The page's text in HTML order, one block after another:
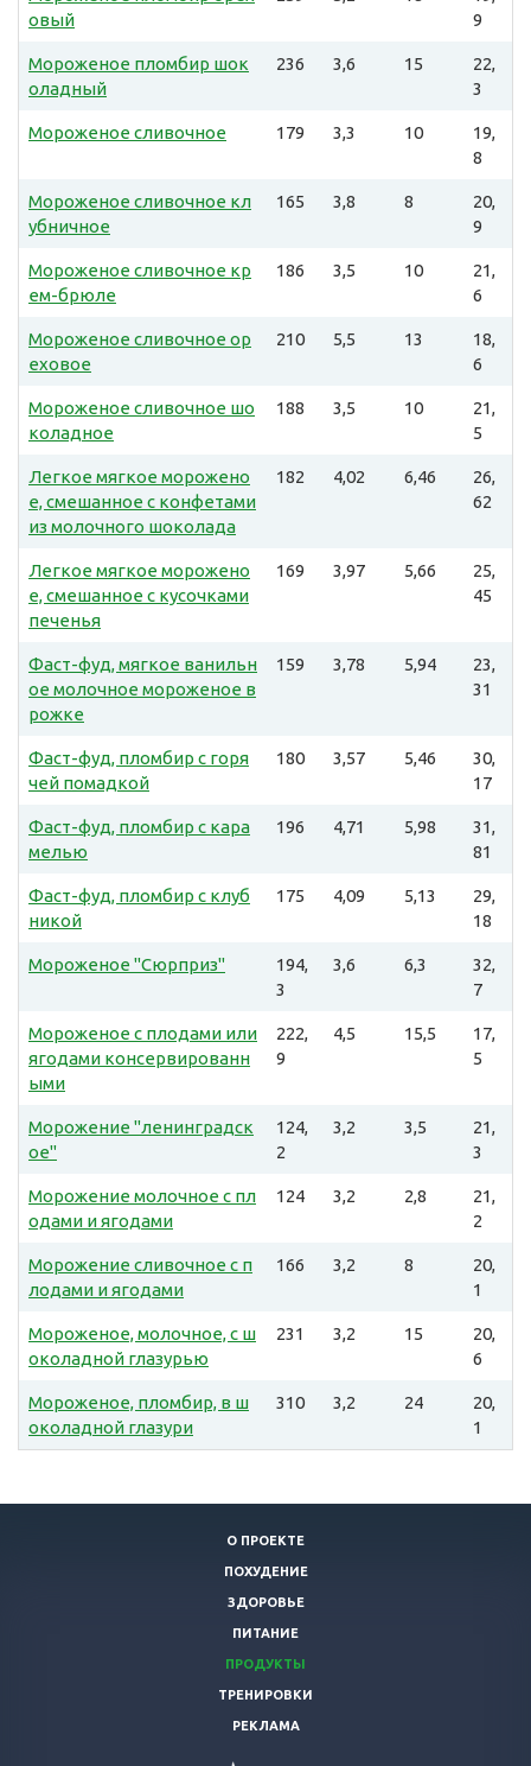
овый
9
Мороженое пломбир шок
оладный
236 3,6 15
22,
3
Мороженое сливочное 179 3,3 10
19,
8
Мороженое сливочное кл
убничное
165 3,8 8
20,
9
Мороженое сливочное кр
ем-брюле
186 3,5 10
21,
6
Мороженое сливочное ор
еховое
210 5,5 13
18,
6
Мороженое сливочное шо
коладное
188 3,5 10
21,
5
Легкое мягкое морожено
е, смешанное с конфетами
из молочного шоколада
182 4,02 6,46
26,
62
Легкое мягкое морожено
е, смешанное с кусочками
печенья
169 3,97 5,66
25,
45
Фаст-фуд, мягкое ванильн
ое молочное мороженое в
рожке
159 3,78 5,94
23,
31
Фаст-фуд, пломбир с горя
чей помадкой
180 3,57 5,46
30,
17
Фаст-фуд, пломбир с кара
мелью
196 4,71 5,98
31,
81
Фаст-фуд, пломбир с клуб
никой
175 4,09 5,13
29,
18
Мороженое "Сюрприз"
194,
3
3,6 6,3
32,
7
Мороженое с плодами или
ягодами консервированн
ыми
222,
9
4,5 15,5
17,
5
Морожение "ленинградск
ое"
124,
2
3,2 3,5
21,
3
Морожение молочное с пл
одами и ягодами
124 3,2 2,8
21,
2
Морожение сливочное с п
лодами и ягодами
166 3,2 8
20,
1
Мороженое, молочное, с ш
околадной глазурью
231 3,2 15
20,
6
Мороженое, пломбир, в ш
околадной глазури
310 3,2 24
20,
1
О ПРОЕКТЕ
ПОХУДЕНИЕ
ЗДОРОВЬЕ
ПИТАНИЕ
ПРОДУКТЫ
ТРЕНИРОВКИ
РЕКЛАМА